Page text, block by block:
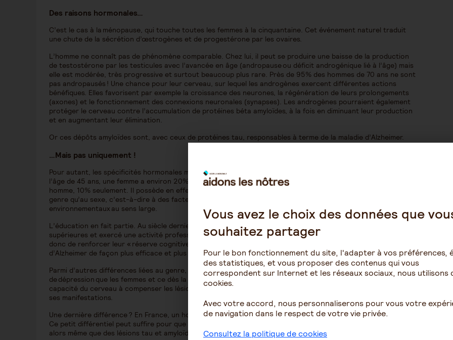
Des raisons hormonales…
C’est le cas à la ménopause, qui touche toutes les femmes à la cinquantaine. Cet événement naturel traduit
une chute de la sécrétion d’œstrogènes et de progestérone par les ovaires.
L’homme ne connaît pas de phénomène comparable. Chez lui, il peut se produire une baisse de la production
de testostérone par les testicules avec l’avancée en âge (andropause ou déficit androgénique lié à l’âge) mais
elle est modérée, très progressive et surtout beaucoup plus rare. Près de 95% des hommes de 70 ans ne sont
pas andropausés ! Une chance pour leur cerveau, sur lequel les androgènes exercent différentes actions
bénéfiques. Elles favorisent par exemple la croissance des neurones, la régénération de leurs prolongements
(axones) et le fonctionnement des connexions neuronales (synapses). Les androgènes pourraient également
protéger le cerveau contre l’accumulation de protéines béta amyloïdes, à la fois en diminuant leur production
et en augmentant leur élimination.
Or ces dépôts amyloïdes sont, avec ceux de protéines tau, responsables à terme de la maladie d’Alzheimer.
…Mais pas uniquement !
Pour autant, les spécificités hormonales masculines ne suffisent pas à expliquer à elles seules pourquoi, dès
l’âge de 45 ans, une femme a environ 20% de risque de souffrir un jour d’une maladie d’Alzheimer, et un
homme, 10% seulement. Il possède en effet d’autres atouts pour mieux résister et ils tiennent davantage au
genre qu’au sexe, c’est-à-dire à des facteurs non pas biologiques ou physiologiques mais sociaux, culturels et
environnementaux au sens large.
L’éducation en fait partie. Au siècle dernier, les hommes ont plus souvent que les femmes fait des études
supérieures et exercé une activité professionnelle, soit deux bonnes occasions de stimuler leurs neurones et
donc de renforcer leur « réserve cognitive ». Elle permet à leur cerveau de résister aux lésions de la maladie
d’Alzheimer de façon plus efficace et plus durable.
Parmi d’autres différences liées au genre, les hommes ont également deux fois moins de risque de souffrir
de dépression que les femmes et ce dès la puberté. Or une dépression de longue durée mal soignée réduit la
capacité du cerveau à compenser les lésions de la maladie, autrement dit elle peut accélérer l’apparition de
ses manifestations.
Une dernière différence ? En France, un homme vit (en moyenne) 79,5 ans, soit six ans de moins qu’une femme.
Ce petit différentiel peut suffire pour que la maladie d’Alzheimer n’ait pas le temps de se manifester chez lui,
alors même que des lésions tau et amyloïdes sont présentes depuis des années dans son cerveau.
Vous avez le choix des données que
souhaitez partager
Pour le bon fonctionnement du site, l'adapter à vos préférences,
des statistiques, et vous proposer des contenus qui vous
correspondent sur Internet et les réseaux sociaux, nous utilisons
cookies.
Avec votre accord, nous personnaliserons pour vous votre
de navigation dans le respect de votre vie privée.
Consultez la politique de cookies